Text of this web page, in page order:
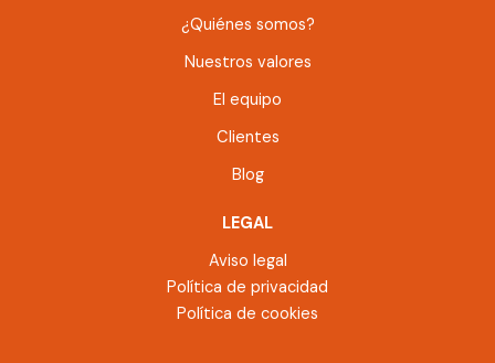
¿Quiénes somos?
Nuestros valores
El equipo
Clientes
Blog
LEGAL
Aviso legal
Política de privacidad
Política de cookies